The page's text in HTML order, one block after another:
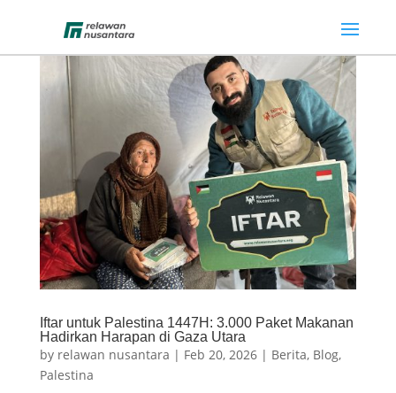
Iftar untuk Palestina 1447H: 3.000 Paket Makanan
Hadirkan Harapan di Gaza Utara
by relawan nusantara | Feb 20, 2026| Berita, Blog,
Palestina